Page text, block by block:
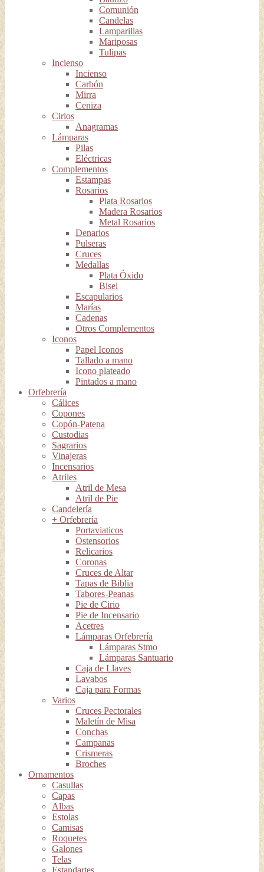
Comunión
Candelas
Lamparillas
Mariposas
Tulipas
Incienso
Incienso
Carbón
Mirra
Ceniza
Cirios
Anagramas
Lámparas
Pilas
Eléctricas
Complementos
Estampas
Rosarios
Plata Rosarios
Madera Rosarios
Metal Rosarios
Denarios
Pulseras
Cruces
Medallas
Plata Óxido
Bisel
Escapularios
Marías
Cadenas
Otros Complementos
Iconos
Papel Iconos
Tallado a mano
Icono plateado
Pintados a mano
Orfebrería
Cálices
Copones
Copón-Patena
Custodias
Sagrarios
Vinajeras
Incensarios
Atriles
Atril de Mesa
Atril de Pie
Candelería
+ Orfebrería
Portaviaticos
Ostensorios
Relicarios
Coronas
Cruces de Altar
Tapas de Biblia
Tabores-Peanas
Pie de Cirio
Pie de Incensario
Acetres
Lámparas Orfebrería
Lámparas Stmo
Lámparas Santuario
Caja de Llaves
Lavabos
Caja para Formas
Varios
Cruces Pectorales
Maletín de Misa
Conchas
Campanas
Crismeras
Broches
Ornamentos
Casullas
Capas
Albas
Estolas
Camisas
Roquetes
Galones
Telas
Estandartes